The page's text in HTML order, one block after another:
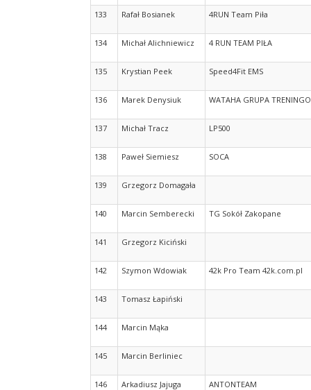
133 Rafał Bosianek 4RUN Team Piła
134 Michał Alichniewicz 4 RUN TEAM PIŁA
135 Krystian Peek Speed4Fit EMS
136 Marek Denysiuk WATAHA GRUPA
137 Michał Tracz LP500
138 Paweł Siemiesz SOCA
139 Grzegorz Domagała
140 Marcin Semberecki TG Sokół Zakopane
141 Grzegorz Kiciński
142 Szymon Wdowiak 42k Pro Team 42k.com.pl
143 Tomasz Łapiński
144 Marcin Mąka
145 Marcin Berliniec
146 Arkadiusz Jajuga ANTONTEAM